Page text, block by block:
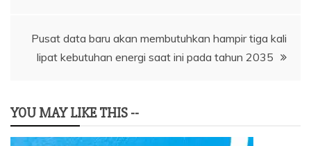
Pusat data baru akan membutuhkan hampir tiga kali
lipat kebutuhan energi saat ini pada tahun 2035
YOU MAY LIKE THIS --